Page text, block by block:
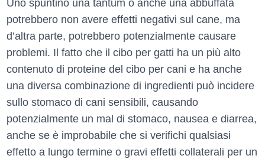
Uno spuntino una tantum o anche una abbuffata
potrebbero non avere effetti negativi sul cane, ma
d’altra parte, potrebbero potenzialmente causare
problemi. Il fatto che il cibo per gatti ha un più alto
contenuto di proteine del cibo per cani e ha anche
una diversa combinazione di ingredienti può incidere
sullo stomaco di cani sensibili, causando
potenzialmente un mal di stomaco, nausea e diarrea,
anche se è improbabile che si verifichi qualsiasi
effetto a lungo termine o gravi effetti collaterali per un